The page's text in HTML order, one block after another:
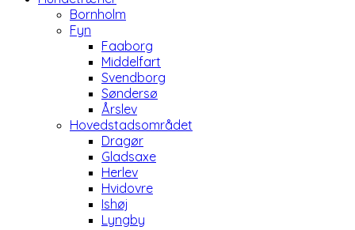
Bornholm
Fyn
Faaborg
Middelfart
Svendborg
Søndersø
Årslev
Hovedstadsområdet
Dragør
Gladsaxe
Herlev
Hvidovre
Ishøj
Lyngby